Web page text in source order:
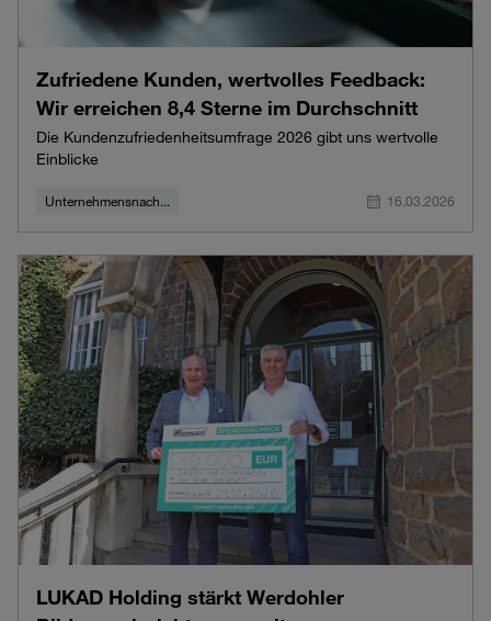
Zufriedene Kunden, wertvolles Feedback:
Wir erreichen 8,4 Sterne im Durchschnitt
Die Kundenzufriedenheitsumfrage 2026 gibt uns wertvolle
Einblicke
Unternehmensnach... 16.03.2026
LUKAD Holding stärkt Werdohler